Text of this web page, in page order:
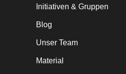
Initiativen & Gruppen
Blog
Unser Team
Material